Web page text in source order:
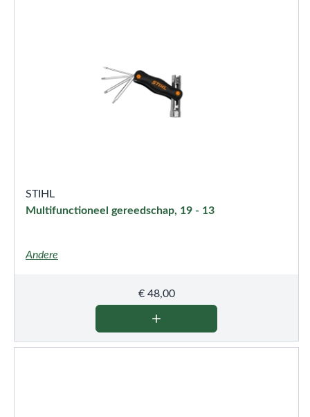
STIHL
Multifunctioneel gereedschap, 19 - 13
Andere
€48,00